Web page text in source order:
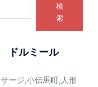
検
索
ドルミール
ージ,小伝馬町,人形